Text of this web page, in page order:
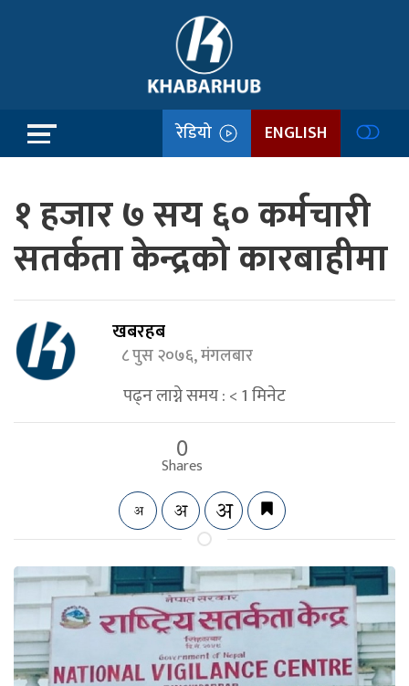
रेडियो ENGLISH
१ हजार ७ सय ६० कर्मचारी
सतर्कता केन्द्रको कारबाहीमा
खबरहब
८ पुस २०७६, मंगलबार
पढ्न लाग्ने समय :< 1मिनेट
0
Shares